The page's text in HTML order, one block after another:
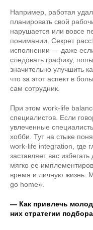
Например, работая
планировать свой
нарушается или вовсе
понимании. Секрет
исполнении — даже
следовать графику,
значительно улучшить
что за этот аспект в
сам сотрудник.
При этом work-life
специалистов. Если
увлеченные
хобби. Тут на стыке
work-life integration, где
заставляет вас
мягко ее
время и личную жизнь.
go home».
— Как привлечь
них стратегии